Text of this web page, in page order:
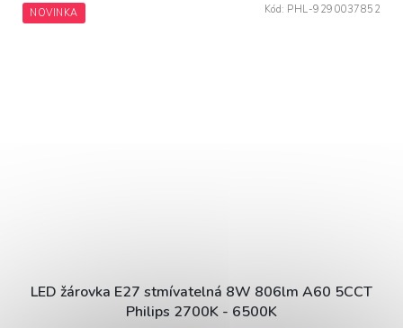
NOVINKA
LED žárovka E27 stmívatelná 8W 806lm A60 5CCT
Philips 2700K - 6500K
Kód: PHL-9290037852